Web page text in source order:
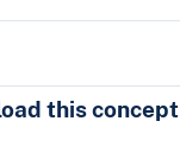
this concept